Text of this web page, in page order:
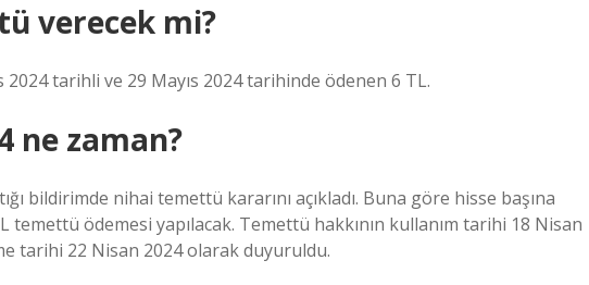
verecek mi?
2024 tarihli ve 29 Mayıs 2024 tarihinde ödenen 6 TL.
ne zaman?
bildirimde nihai temettü kararını açıkladı. Buna göre hisse başına
temettü ödemesi yapılacak. Temettü hakkının kullanım tarihi 18 Nisan
tarihi 22 Nisan 2024 olarak duyuruldu.